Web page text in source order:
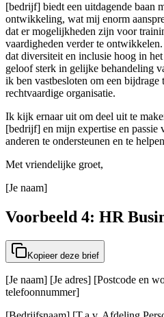
[bedrijf] biedt een uitdagende baan
ontwikkeling, wat mij enorm
dat er mogelijkheden zijn voor
vaardigheden verder te
dat diversiteit en inclusie hoog in
geloof sterk in gelijke behandeling
ik ben vastbesloten om een bijdrage
rechtvaardige organisatie.
Ik kijk ernaar uit om deel uit te
[bedrijf] en mijn expertise en passie
anderen te ondersteunen en te
Met vriendelijke groet,
[Je naam]
Voorbeeld 4: HR
Kopieer deze brief
[Je naam] [Je adres] [Postcode en
telefoonnummer]